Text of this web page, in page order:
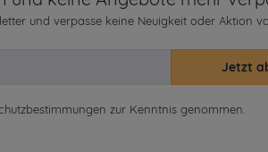
und verpasse keine Neuigkeit oder Aktion
Jetzt
zur Kenntnis genommen.